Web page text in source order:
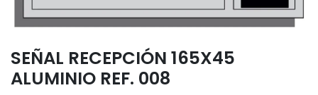
SEÑAL RECEPCIÓN 165X45
ALUMINIO REF. 008